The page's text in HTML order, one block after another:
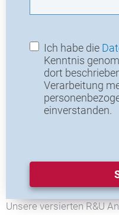
Ich habe die
Kenntnis
dort
Verarbeitung
einverstanden.
Unsere versierten R&U